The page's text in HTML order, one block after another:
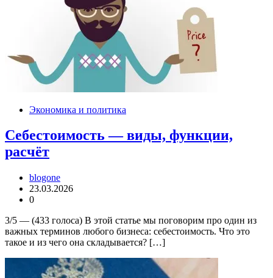
Экономика и политика
Себестоимость — виды, функции,
расчёт
blogone
23.03.2026
0
3/5 — (433 голоса) В этой статье мы поговорим про один из
важных терминов любого бизнеса: себестоимость. Что это
такое и из чего она складывается? […]